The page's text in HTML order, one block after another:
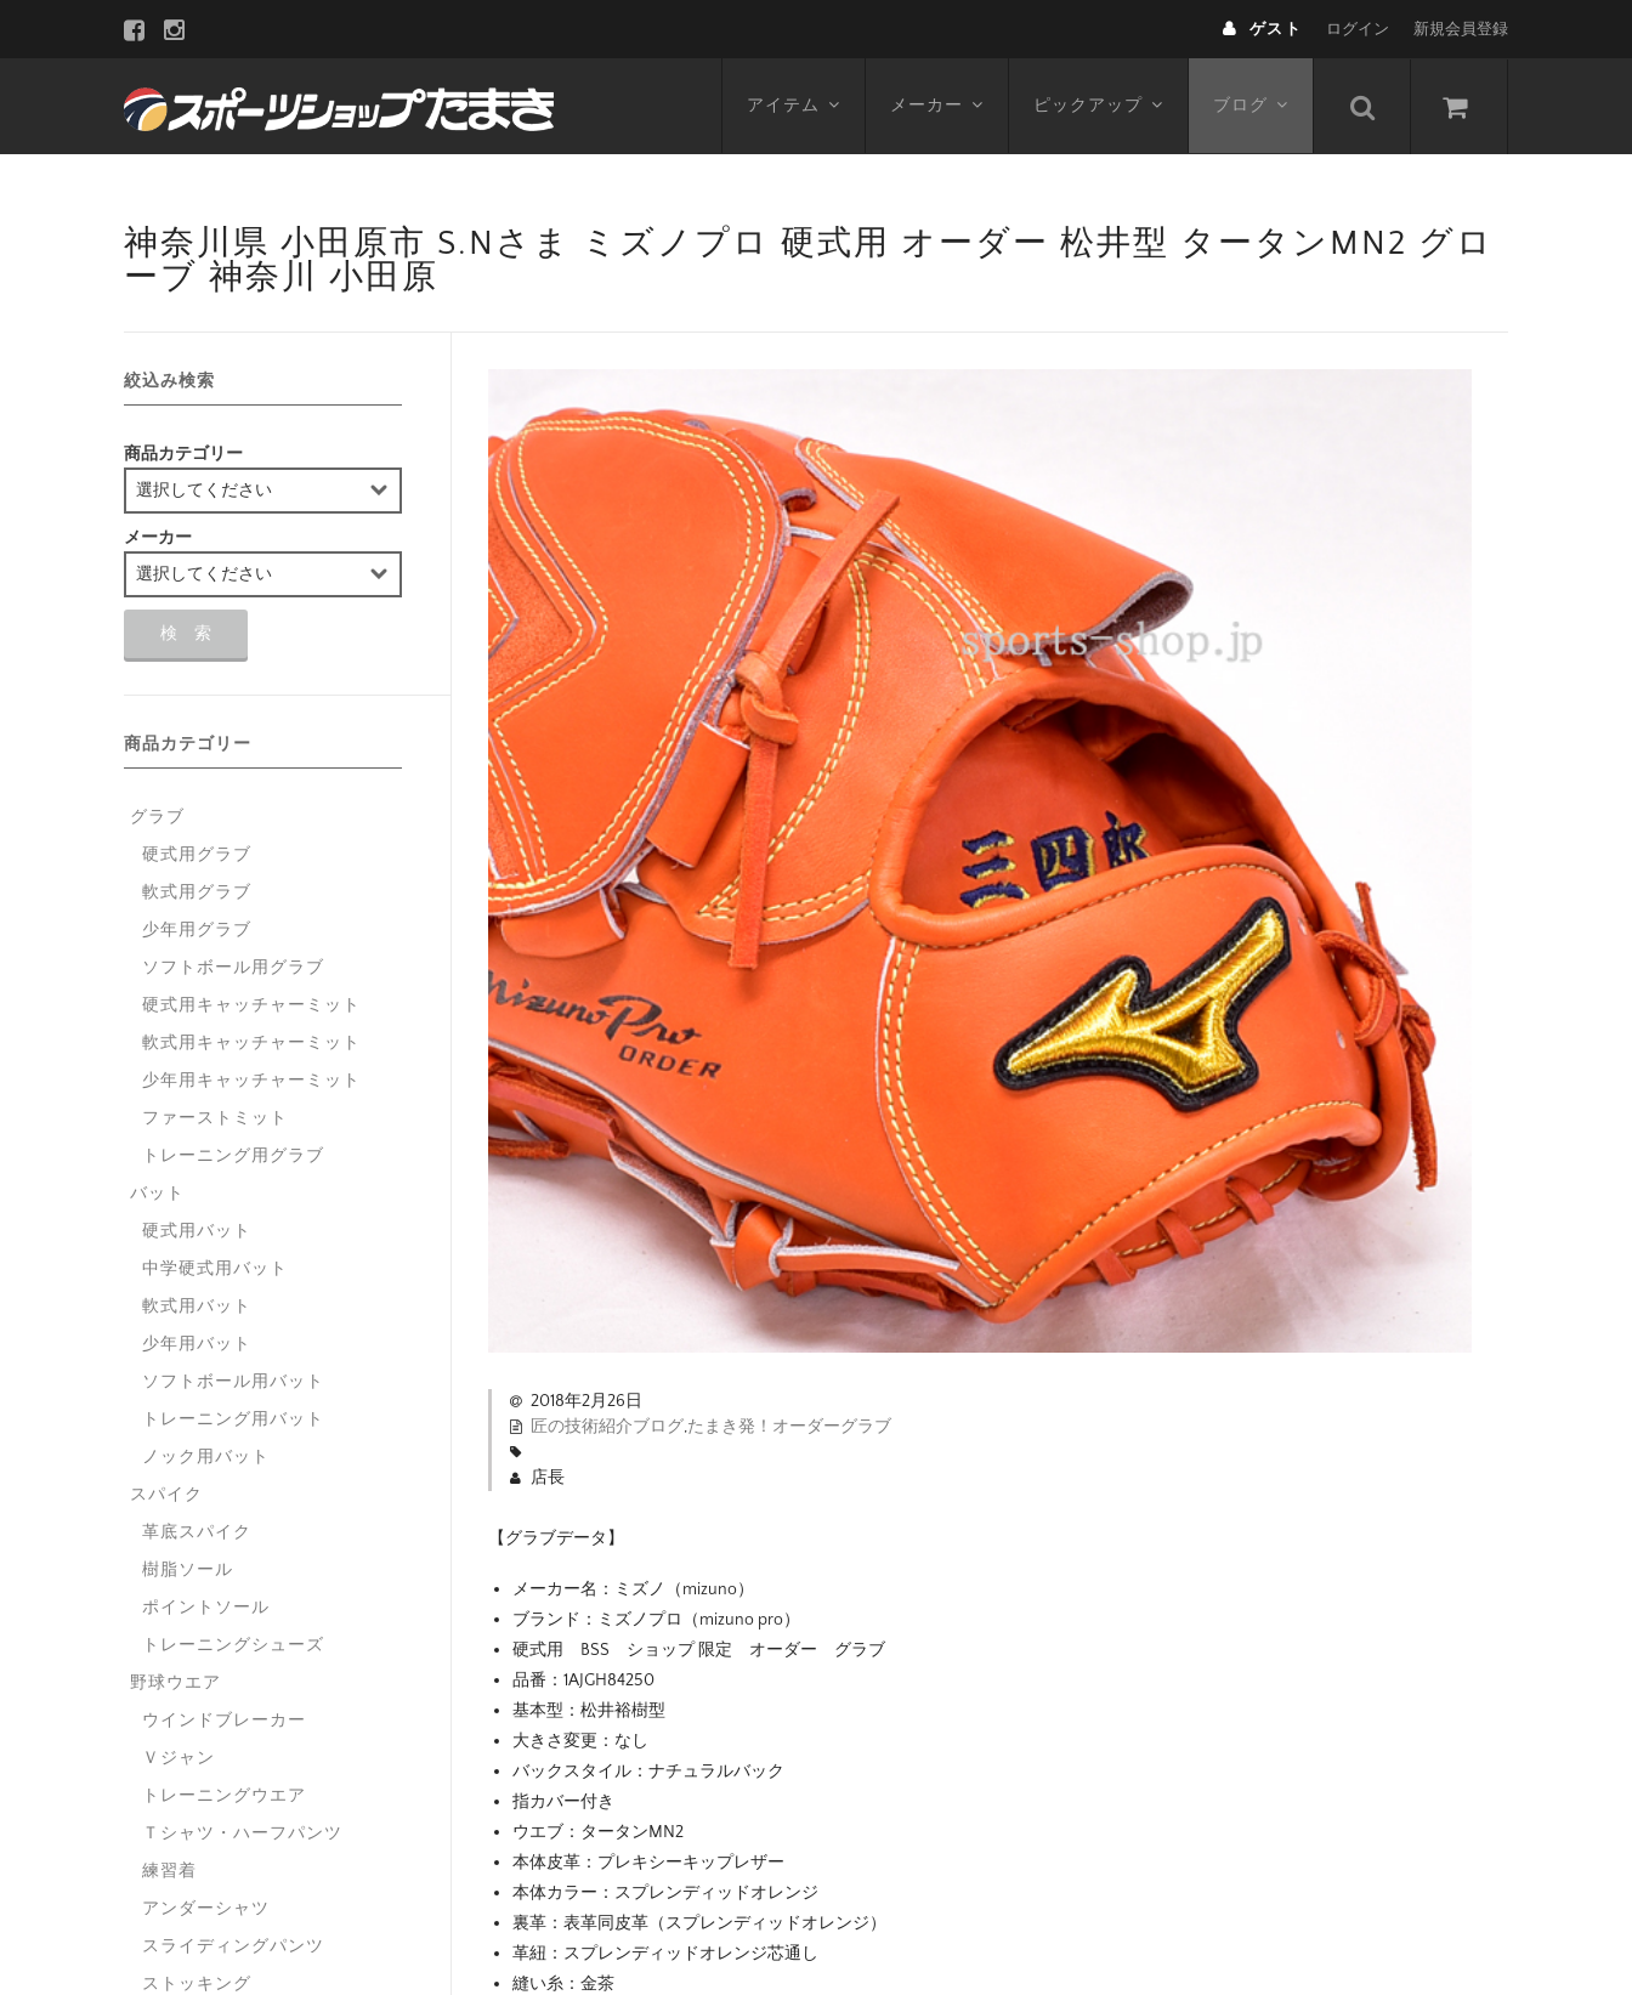
ゲスト ログイン 新規会員登録
アイテム メーカー ピックアップ ブログ
神奈川県 小田原市 S.Nさま ミズノプロ 硬式用 オーダー 松井型 タータンMN2 グロ
ーブ 神奈川 小田原
2018年2月26日
匠の技術紹介ブログ,たまき発！オーダーグラブ
店長
【グラブデータ】
メーカー名：ミズノ（mizuno）
ブランド：ミズノプロ（mizuno pro）
硬式用 BSS ショップ 限定 オーダー グラブ
品番：1AJGH84250
基本型：松井裕樹型
大きさ変更：なし
バックスタイル：ナチュラルバック
指カバー付き
ウエブ：タータンMN2
本体皮革：プレキシーキップレザー
本体カラー：スプレンディッドオレンジ
裏革：表革同皮革（スプレンディッドオレンジ）
革紐：スプレンディッドオレンジ芯通し
縫い糸：金茶
絞込み検索
商品カテゴリー
メーカー
商品カテゴリー
グラブ
硬式用グラブ
軟式用グラブ
少年用グラブ
ソフトボール用グラブ
硬式用キャッチャーミット
軟式用キャッチャーミット
少年用キャッチャーミット
ファーストミット
トレーニング用グラブ
バット
硬式用バット
中学硬式用バット
軟式用バット
少年用バット
ソフトボール用バット
トレーニング用バット
ノック用バット
スパイク
革底スパイク
樹脂ソール
ポイントソール
トレーニングシューズ
野球ウエア
ウインドブレーカー
Ｖジャン
トレーニングウエア
Ｔシャツ・ハーフパンツ
練習着
アンダーシャツ
スライディングパンツ
ストッキング